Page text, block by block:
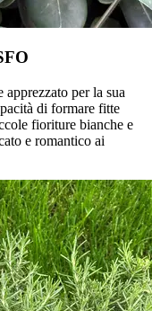
per la sua
di formare fitte
fioriture bianche e
e romantico ai